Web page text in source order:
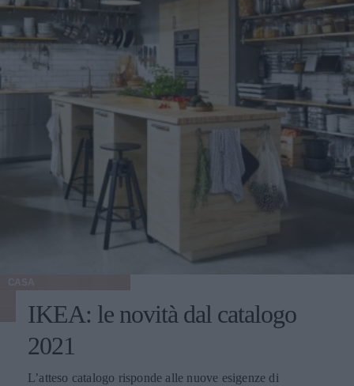
IKEA: le novità dal catalogo
2021
L’atteso catalogo risponde alle nuove esigenze di